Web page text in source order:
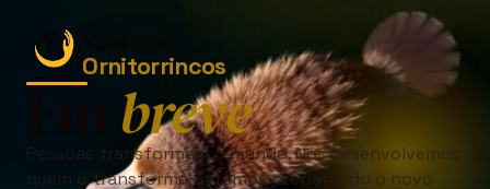
Ornitorrincos
Em breve
Pessoas transformam o mundo. Nós desenvolvemos
quem o transforma. Estamos preparando o novo